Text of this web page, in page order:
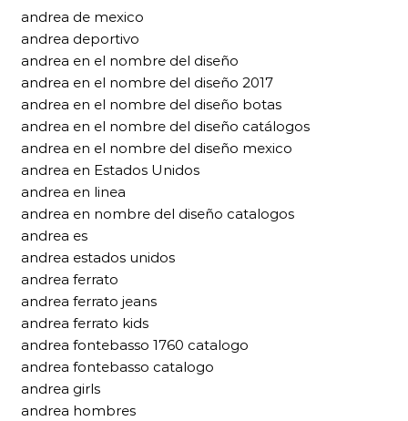
andrea de mexico
andrea deportivo
andrea en el nombre del diseño
andrea en el nombre del diseño 2017
andrea en el nombre del diseño botas
andrea en el nombre del diseño catálogos
andrea en el nombre del diseño mexico
andrea en Estados Unidos
andrea en linea
andrea en nombre del diseño catalogos
andrea es
andrea estados unidos
andrea ferrato
andrea ferrato jeans
andrea ferrato kids
andrea fontebasso 1760 catalogo
andrea fontebasso catalogo
andrea girls
andrea hombres